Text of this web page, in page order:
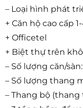
– Loại hình phát
+ Căn hộ cao cấp
+ Officetel
+ Biệt thự trên
– Số lượng căn/sàn:
– Số lượng thang
– Thang bộ